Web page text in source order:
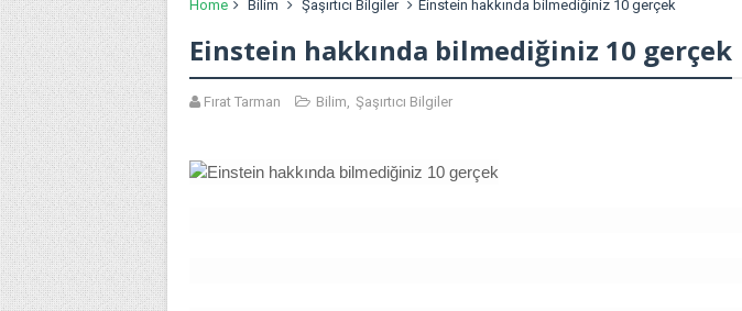
Home Bilim Şaşırtıcı Bilgiler Einstein hakkında bilmediğiniz 10 gerçek
Einstein hakkında bilmediğiniz 10 gerçek
Fırat Tarman Bilim, Şaşırtıcı Bilgiler